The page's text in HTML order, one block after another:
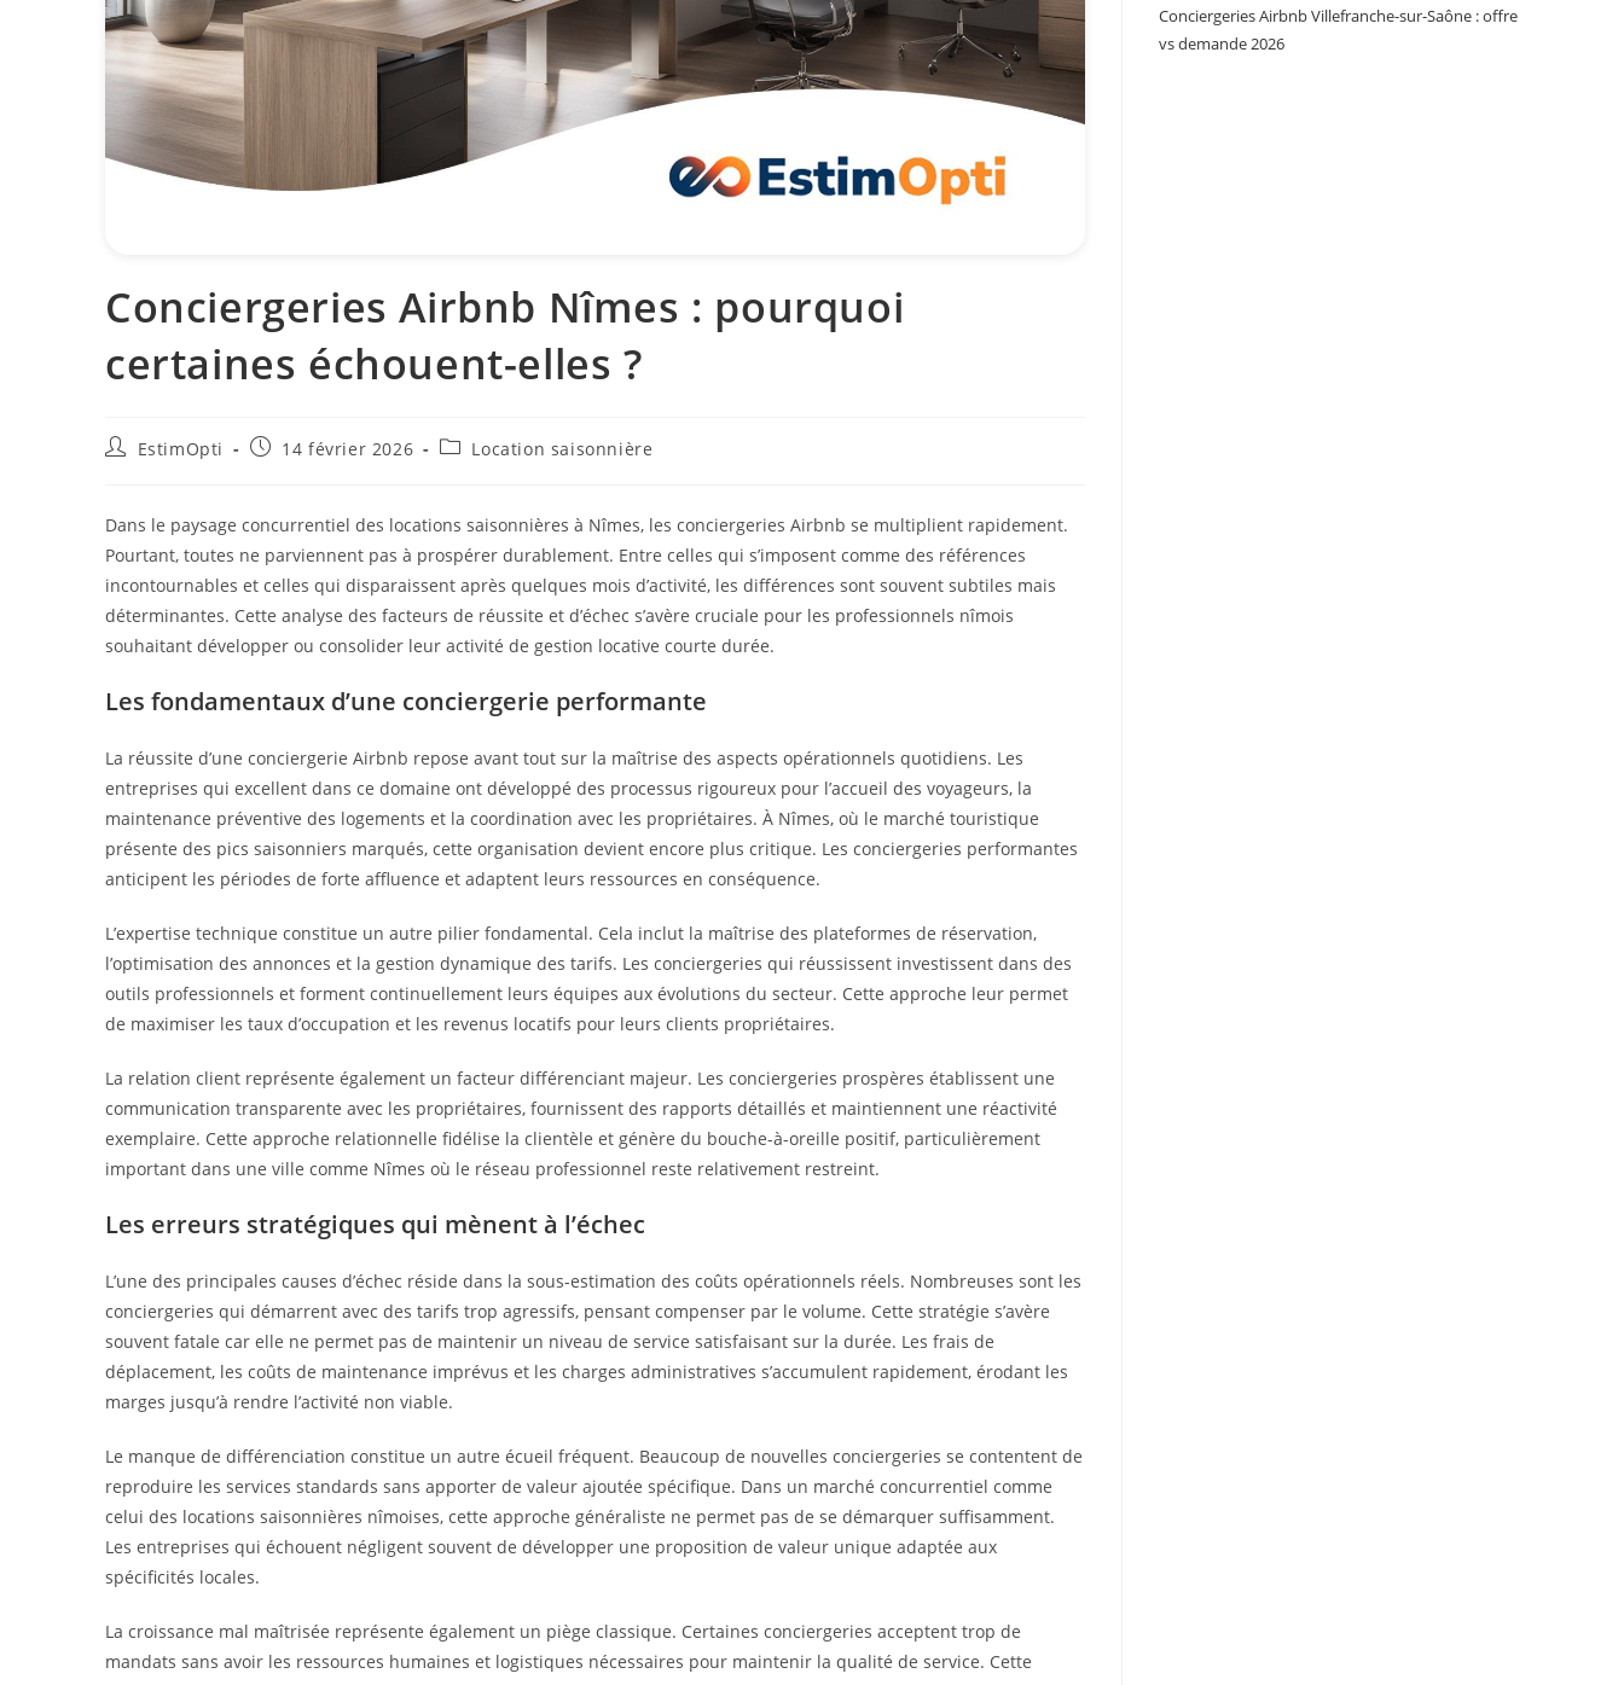
Conciergeries Airbnb Nîmes : pourquoi
certaines échouent-elles ?
EstimOpti 14 février 2026 Location saisonnière
Dans le paysage concurrentiel des locations saisonnières à Nîmes, les conciergeries Airbnb se multiplient rapidement.
Pourtant, toutes ne parviennent pas à prospérer durablement. Entre celles qui s’imposent comme des références
incontournables et celles qui disparaissent après quelques mois d’activité, les différences sont souvent subtiles mais
déterminantes. Cette analyse des facteurs de réussite et d’échec s’avère cruciale pour les professionnels nîmois
souhaitant développer ou consolider leur activité de gestion locative courte durée.
Les fondamentaux d’une conciergerie performante
La réussite d’une conciergerie Airbnb repose avant tout sur la maîtrise des aspects opérationnels quotidiens. Les
entreprises qui excellent dans ce domaine ont développé des processus rigoureux pour l’accueil des voyageurs, la
maintenance préventive des logements et la coordination avec les propriétaires. À Nîmes, où le marché touristique
présente des pics saisonniers marqués, cette organisation devient encore plus critique. Les conciergeries performantes
anticipent les périodes de forte affluence et adaptent leurs ressources en conséquence.
L’expertise technique constitue un autre pilier fondamental. Cela inclut la maîtrise des plateformes de réservation,
l’optimisation des annonces et la gestion dynamique des tarifs. Les conciergeries qui réussissent investissent dans des
outils professionnels et forment continuellement leurs équipes aux évolutions du secteur. Cette approche leur permet
de maximiser les taux d’occupation et les revenus locatifs pour leurs clients propriétaires.
La relation client représente également un facteur différenciant majeur. Les conciergeries prospères établissent une
communication transparente avec les propriétaires, fournissent des rapports détaillés et maintiennent une réactivité
exemplaire. Cette approche relationnelle fidélise la clientèle et génère du bouche-à-oreille positif, particulièrement
important dans une ville comme Nîmes où le réseau professionnel reste relativement restreint.
Les erreurs stratégiques qui mènent à l’échec
L’une des principales causes d’échec réside dans la sous-estimation des coûts opérationnels réels. Nombreuses sont les
conciergeries qui démarrent avec des tarifs trop agressifs, pensant compenser par le volume. Cette stratégie s’avère
souvent fatale car elle ne permet pas de maintenir un niveau de service satisfaisant sur la durée. Les frais de
déplacement, les coûts de maintenance imprévus et les charges administratives s’accumulent rapidement, érodant les
marges jusqu’à rendre l’activité non viable.
Le manque de différenciation constitue un autre écueil fréquent. Beaucoup de nouvelles conciergeries se contentent de
reproduire les services standards sans apporter de valeur ajoutée spécifique. Dans un marché concurrentiel comme
celui des locations saisonnières nîmoises, cette approche généraliste ne permet pas de se démarquer suffisamment.
Les entreprises qui échouent négligent souvent de développer une proposition de valeur unique adaptée aux
spécificités locales.
La croissance mal maîtrisée représente également un piège classique. Certaines conciergeries acceptent trop de
mandats sans avoir les ressources humaines et logistiques nécessaires pour maintenir la qualité de service. Cette
Conciergeries Airbnb Villefranche-sur-Saône : offre
vs demande 2026